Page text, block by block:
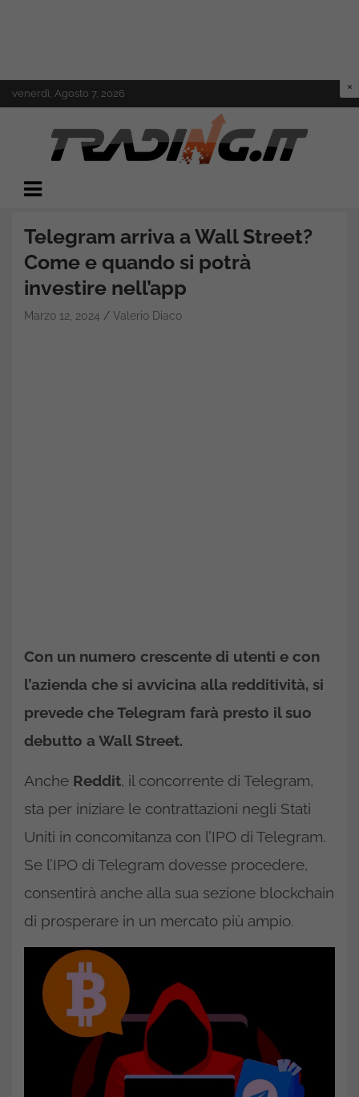
to
venerdì, Agosto 7, 2026
Trading.it
Telegram arriva a Wall Street?
Come e quando si potrà
investire nell’app
Marzo 12, 2024 Valerio Diaco
Con un numero crescente di utenti e con
l’azienda che si avvicina alla redditività, si
prevede che Telegram farà presto il suo
debutto a Wall Street.
Anche Reddit, il concorrente di Telegram,
sta per iniziare le contrattazioni negli Stati
Uniti in concomitanza con l’IPO di Telegram.
Se l’IPO di Telegram dovesse procedere,
consentirà anche alla sua sezione blockchain
di prosperare in un mercato più ampio.